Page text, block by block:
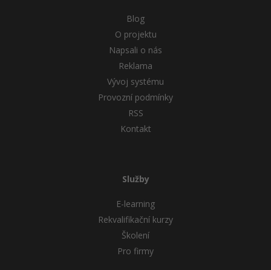
Blog
O projektu
Napsali o nás
Reklama
Vývoj systému
Provozní podmínky
RSS
Kontakt
Služby
E-learning
Rekvalifikační kurzy
Školení
Pro firmy